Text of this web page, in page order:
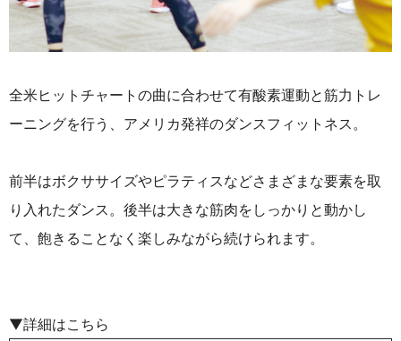
全米ヒットチャートの曲に合わせて有酸素運動と筋力トレ
ーニングを行う、アメリカ発祥のダンスフィットネス。
前半はボクササイズやピラティスなどさまざまな要素を取
り入れたダンス。後半は大きな筋肉をしっかりと動かし
て、飽きることなく楽しみながら続けられます。
▼詳細はこちら